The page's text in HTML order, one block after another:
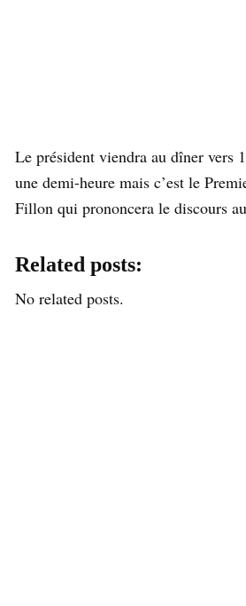
Le président viendra au dîner vers
une demi-heure mais c’est le
Fillon qui prononcera le discours
Related posts:
No related posts.